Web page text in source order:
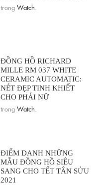
trong Watch
ĐỒNG HỒ RICHARD
MILLE RM 037 WHITE
CERAMIC AUTOMATIC:
NÉT ĐẸP TINH KHIẾT
CHO PHÁI NỮ
trong Watch
ĐIỂM DANH NHỮNG
MẪU ĐỒNG HỒ SIÊU
SANG CHO TẾT TÂN SỬU
2021